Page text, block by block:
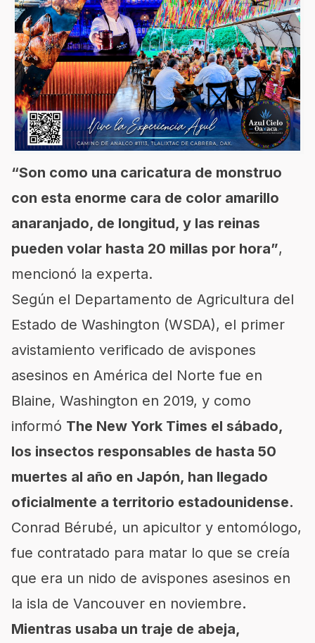
“Son como una caricatura de monstruo
con esta enorme cara de color amarillo
anaranjado, de longitud, y las reinas
pueden volar hasta 20 millas por hora”,
mencionó la experta.
Según el Departamento de Agricultura del
Estado de Washington (WSDA), el primer
avistamiento verificado de avispones
asesinos en América del Norte fue en
Blaine, Washington en 2019, y como
informó The New York Times el sábado,
los insectos responsables de hasta 50
muertes al año en Japón, han llegado
oficialmente a territorio estadounidense.
Conrad Bérubé, un apicultor y entomólogo,
fue contratado para matar lo que se creía
que era un nido de avispones asesinos en
la isla de Vancouver en noviembre.
Mientras usaba un traje de abeja,